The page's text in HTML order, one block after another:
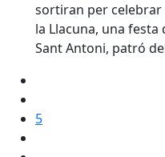
sortiran per celebrar
la Llacuna, una
Sant Antoni, patró
5